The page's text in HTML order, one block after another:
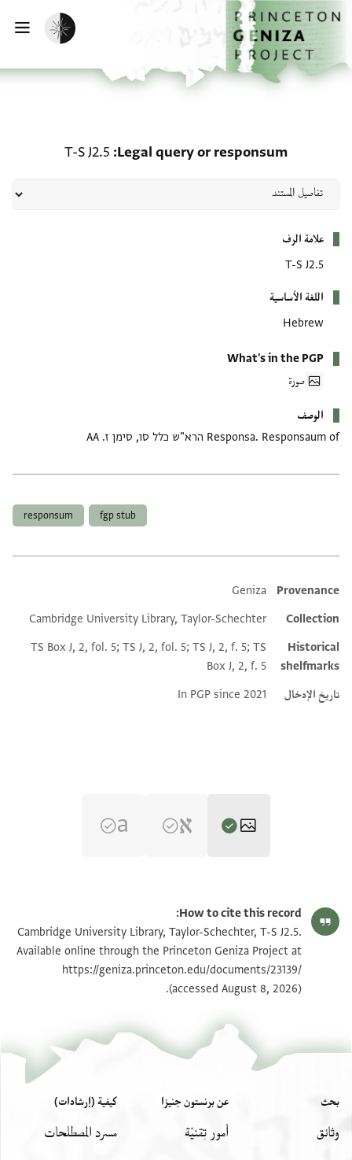
إلى المحتوى الرئيسي
الرئيسية
تفعيل الوضع المظلم
Legal query or responsum
T-S J2.5
علامة الرف
T-S J2.5
اللغة الأساسية
Hebrew
What's in the PGP
صورة
الوصف
Responsa. Responsaum of הרא"ש כלל סו, סימן ז. AA
fgp stub
responsum
Additional metadata
Provenance
Geniza
Collection
Cambridge University Library, Taylor-Schechter
Historical
shelfmarks
TS Box J, 2, fol. 5; TS J, 2, fol. 5; TS J, 2, f. 5; TS
Box J, 2, f. 5
تاريخ الإدخال
In PGP since 2021
T-S J2.5 1v تكبير و تدوير
T-S J2.5 2r تكبير و تدوير
T-S J2.5 2v
How to cite this record:
Cambridge University Library, Taylor-Schechter, T-S J2.5.
Available online through the Princeton Geniza Project at
https://geniza.princeton.edu/documents/23139/
(accessed August 8, 2026).
بحث
وثائق
عن برنستون جنيزا
أمور تِقنيّة
كيفية (إرشادات)
مسرد المصطلحات